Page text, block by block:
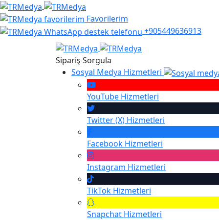
Favorilerim
+905449636913
Sipariş Sorgula
Sosyal Medya Hizmetleri
YouTube Hizmetleri
Twitter (X) Hizmetleri
Facebook Hizmetleri
Instagram Hizmetleri
TikTok Hizmetleri
Snapchat Hizmetleri